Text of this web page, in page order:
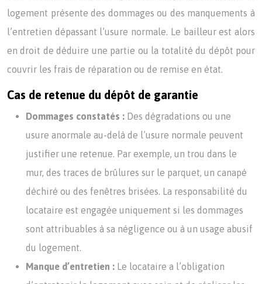
logement présente des dommages ou des manquements à
l’entretien dépassant l’usure normale. Le bailleur est alors
en droit de déduire une partie ou la totalité du dépôt pour
couvrir les frais de réparation ou de remise en état.
Cas de retenue du dépôt de garantie
Dommages constatés : Des dégradations ou une
usure anormale au-delà de l’usure normale peuvent
justifier une retenue. Par exemple, un trou dans le
mur, des traces de brûlures sur le parquet, un canapé
déchiré ou des fenêtres brisées. La responsabilité du
locataire est engagée uniquement si les dommages
sont attribuables à sa négligence ou à un usage abusif
du logement.
Manque d’entretien : Le locataire a l’obligation